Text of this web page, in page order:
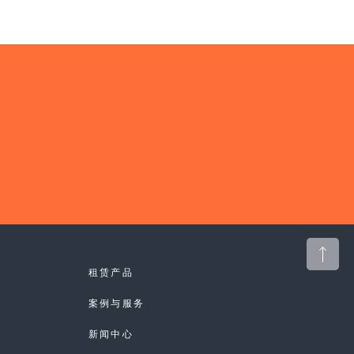
租赁产品
案例与服务
新闻中心